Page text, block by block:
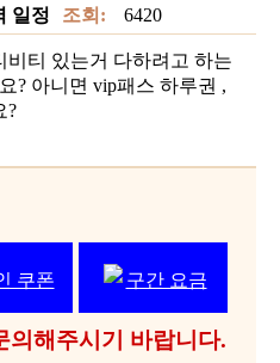
일정 조회: 6420
티 있는거 다하려고 하는
? 아니면 vip패스 하루권 ,
?
쿠폰 구간 요금
의해주시기 바랍니다.